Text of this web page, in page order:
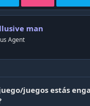
a
d
p
u
l
c
a
c
man
Agent
juegos estás